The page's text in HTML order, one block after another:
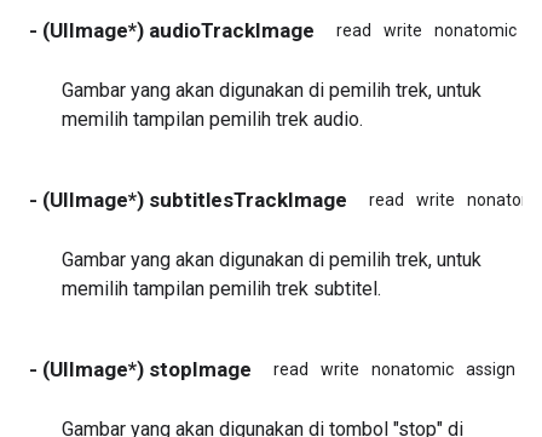
- (UIImage*) audioTrackImage read write nonatomic
Gambar yang akan digunakan di pemilih trek, untuk
memilih tampilan pemilih trek audio.
- (UIImage*) subtitlesTrackImage read write
Gambar yang akan digunakan di pemilih trek, untuk
memilih tampilan pemilih trek subtitel.
- (UIImage*) stopImage read write nonatomic assign
Gambar yang akan digunakan di tombol "stop" di